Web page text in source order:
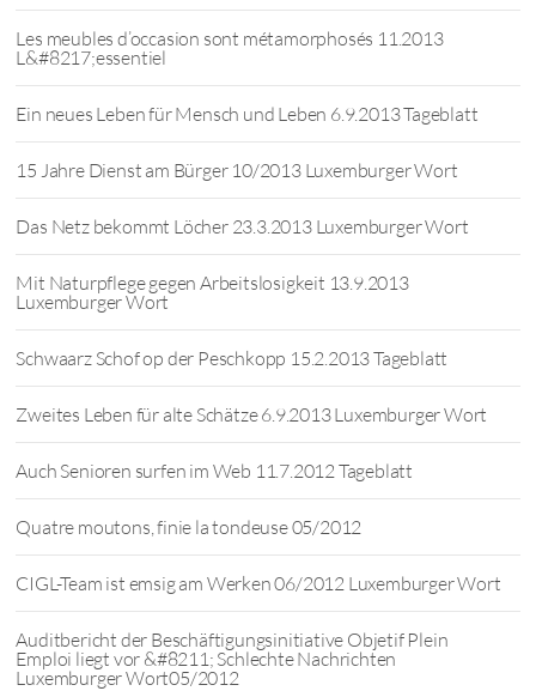
Les meubles d’occasion sont métamorphosés 11.2013
L&#8217;essentiel
Ein neues Leben für Mensch und Leben 6.9.2013 Tageblatt
15 Jahre Dienst am Bürger 10/2013 Luxemburger Wort
Das Netz bekommt Löcher 23.3.2013 Luxemburger Wort
Mit Naturpflege gegen Arbeitslosigkeit 13.9.2013
Luxemburger Wort
Schwaarz Schof op der Peschkopp 15.2.2013 Tageblatt
Zweites Leben für alte Schätze 6.9.2013 Luxemburger Wort
Auch Senioren surfen im Web 11.7.2012 Tageblatt
Quatre moutons, finie la tondeuse 05/2012
CIGL-Team ist emsig am Werken 06/2012 Luxemburger Wort
Auditbericht der Beschäftigungsinitiative Objetif Plein
Emploi liegt vor &#8211; Schlechte Nachrichten
Luxemburger Wort05/2012